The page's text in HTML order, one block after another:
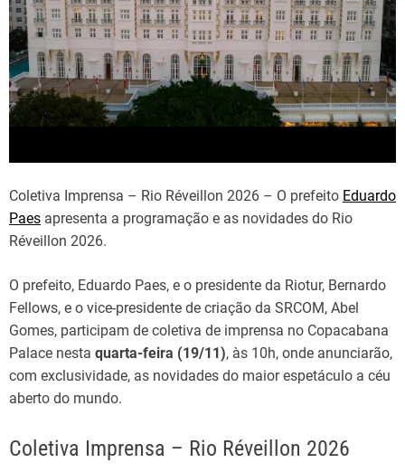
Coletiva Imprensa – Rio Réveillon 2026 – O prefeito Eduardo
Paes apresenta a programação e as novidades do Rio
Réveillon 2026.
O prefeito, Eduardo Paes, e o presidente da Riotur, Bernardo
Fellows, e o vice-presidente de criação da SRCOM, Abel
Gomes, participam de coletiva de imprensa no Copacabana
Palace nesta quarta-feira (19/11), às 10h, onde anunciarão,
com exclusividade, as novidades do maior espetáculo a céu
aberto do mundo.
Coletiva Imprensa – Rio Réveillon 2026